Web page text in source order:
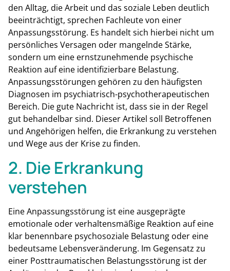
den Alltag, die Arbeit und das soziale Leben deutlich
beeinträchtigt, sprechen Fachleute von einer
Anpassungsstörung. Es handelt sich hierbei nicht um
persönliches Versagen oder mangelnde Stärke,
sondern um eine ernstzunehmende psychische
Reaktion auf eine identifizierbare Belastung.
Anpassungsstörungen gehören zu den häufigsten
Diagnosen im psychiatrisch-psychotherapeutischen
Bereich. Die gute Nachricht ist, dass sie in der Regel
gut behandelbar sind. Dieser Artikel soll Betroffenen
und Angehörigen helfen, die Erkrankung zu verstehen
und Wege aus der Krise zu finden.
2. Die Erkrankung
verstehen
Eine Anpassungsstörung ist eine ausgeprägte
emotionale oder verhaltensmäßige Reaktion auf eine
klar benennbare psychosoziale Belastung oder eine
bedeutsame Lebensveränderung. Im Gegensatz zu
einer Posttraumatischen Belastungsstörung ist der